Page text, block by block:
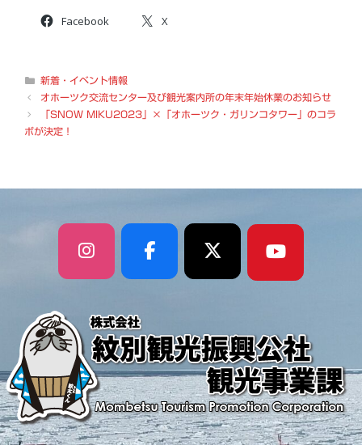
Facebook X
カ
テ
ゴ
ー
新着・イベント情報
オホーツク交流センター及び観光案内所の年末年始休業のお知らせ
「SNOW MIKU2023」×「オホーツク・ガリンコタワー」のコラ
ボが決定！